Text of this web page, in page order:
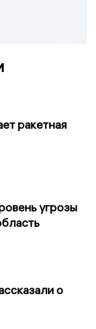
ракетная
угрозы
о